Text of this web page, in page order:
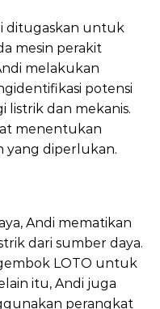
ditugaskan untuk
mesin perakit
melakukan
potensi
listrik dan mekanis.
menentukan
yang diperlukan.
Andi mematikan
dari sumber daya.
LOTO untuk
itu, Andi juga
perangkat